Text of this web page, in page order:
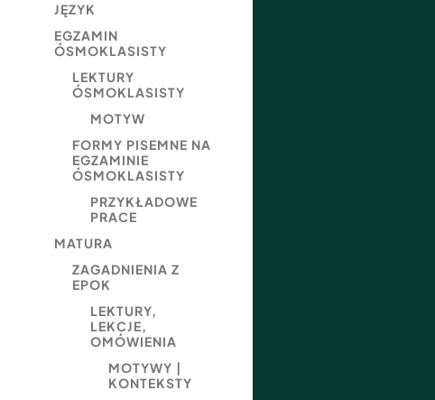
JĘZYK
EGZAMIN
ÓSMOKLASISTY
LEKTURY
ÓSMOKLASISTY
MOTYW
FORMY PISEMNE NA
EGZAMINIE
ÓSMOKLASISTY
PRZYKŁADOWE
PRACE
MATURA
ZAGADNIENIA Z
EPOK
LEKTURY,
LEKCJE,
OMÓWIENIA
MOTYWY |
KONTEKSTY